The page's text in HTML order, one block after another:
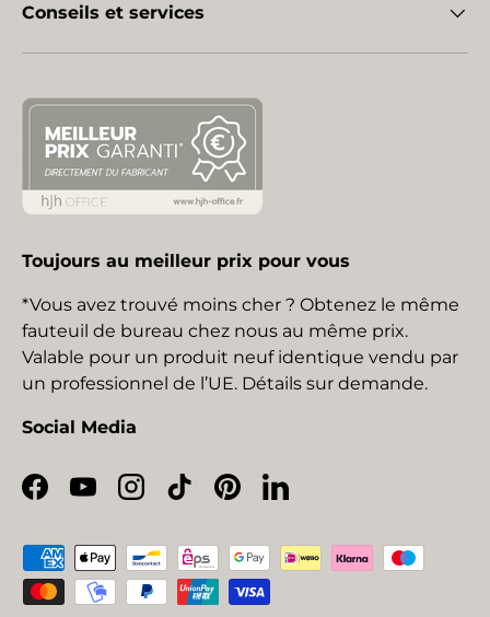
Conseils et services
Toujours au meilleur prix pour vous
*Vous avez trouvé moins cher ? Obtenez le même
fauteuil de bureau chez nous au même prix.
Valable pour un produit neuf identique vendu par
un professionnel de l’UE. Détails sur demande.
Social Media
Facebook
YouTubeInstagram
TikTokPinterestLinkedIn
Moyens de paiement acceptés